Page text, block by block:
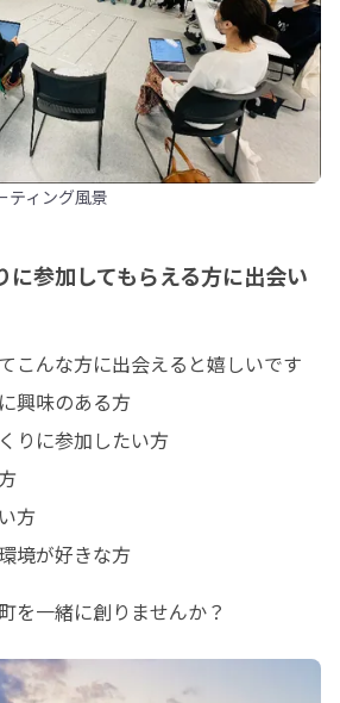
ティング風景
に参加してもらえる方に出会い
こんな方に出会えると嬉しいです
興味のある方
りに参加したい方
方
境が好きな方
を一緒に創りませんか？